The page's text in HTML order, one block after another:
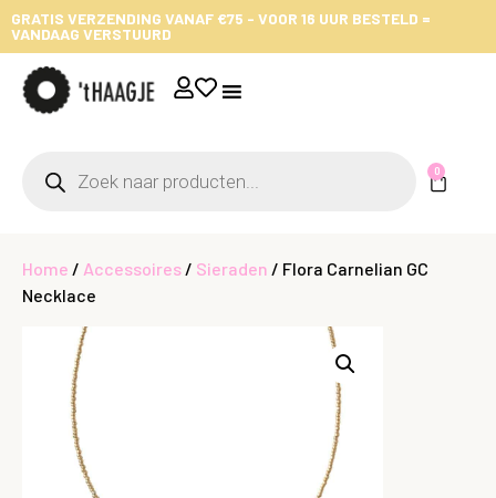
GRATIS VERZENDING VANAF €75 - VOOR 16 UUR BESTELD =
VANDAAG VERSTUURD
0
Home / Accessoires / Sieraden / Flora Carnelian GC
Necklace